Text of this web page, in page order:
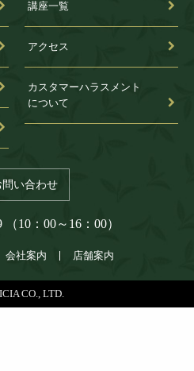
講座一覧
アクセス
カスタマーハラスメント
について
問い合わせ
（10：00～16：00）
会社案内 店舗案内
CO., LTD.